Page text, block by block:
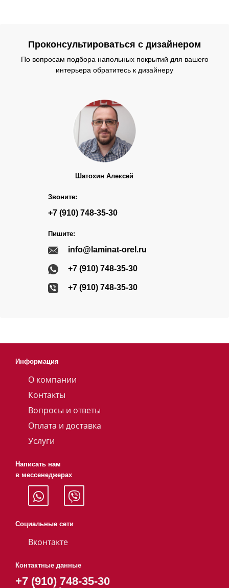
Проконсультироваться с дизайнером
По вопросам подбора напольных покрытий для вашего
интерьера обратитесь к дизайнеру
Шатохин Алексей
Звоните:
+7 (910) 748-35-30
Пишите:
info@laminat-orel.ru
+7 (910) 748-35-30
+7 (910) 748-35-30
Информация
О компании
Контакты
Вопросы и ответы
Оплата и доставка
Услуги
Написать нам
в мессенеджерах
Социальные сети
Вконтакте
Контактные данные
+7 (910) 748-35-30